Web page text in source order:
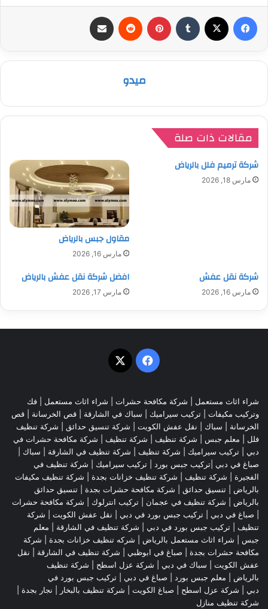
فيسبوك بينتيريست
ميدو
مقالات ذات صلة
شركة ترميم فلل بالرياض
مارس 18, 2026
مقاول جبس بالرياض
مارس 16, 2026
شركة نقل عفش
مارس 16, 2026
افضل شركة نقل عفش بالرياض
مارس 17, 2026
فيسبوك
‫X
شراء اثاث مستعمل شركة مكافحة حشرات شراء اثاث مستعمل
فك
وتركيب مكيفات | تركيب سيراميك | سباك في الشارقة قص الخرسانة | قص
الخرسانة | سباك نقل عفش الكويت شركة تنسيق حدائق
شركة تنظيف
فلل
معلم جبس شركة تنظيف شركة تنظيف
شركة مكافحة حشرات في
دبي
تركيب سيراميك شركة تنظيف شركة تنظيف في الشارقة | سباك |
صباغ في دبي |تركيب جبس بورد | تركيب سيراميك
شركة تنظيف في
الفجيرة
شركة تنظيف شركة تنظيف خزانات بجدة
شركة تنظيف مكيفات
بالرياض
تنسيق حدائق شركة مكافحة حشرات بجدة
تنسيق حدائق
بالرياض
شركة تنظيف في عجمان | تركيب انترلوك | شركة مكافحة حشرات
صباغ في دبي تركيب جبس بورد في دبي نقل عفش الكويت
شركة
تنظيف
تركيب جبس بورد في دبي شركة تنظيف في الشارقة
معلم
جبس
شراء اثاث مستعمل بالرياض شركه تنظيف خزانات بجدة
شركة
مكافحة حشرات بجدة
صباغ في ابوظبي شركة تنظيف في الشارقة
نقل
عفش الكويت | سباك في دبي | شركة عزل اسطح
شركة تنظيف
بالرياض
معلم جبس بورد صباغ في دبي
تركيب جبس بورد في
دبي
شركة عزل اسطح صباغ الكويت شركة تنظيف بالبخار نجار بجدة
شركة تنظيف منازل